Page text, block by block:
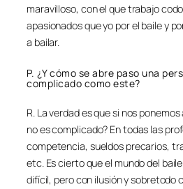
maravilloso, con el que trabajo
apasionados que yo por el baile y
a bailar.
P. ¿Y cómo se abre paso una
complicado como este?
R. La verdad es que si nos
no es complicado? En todas las
competencia, sueldos precarios,
etc. Es cierto que el mundo del
difícil, pero con ilusión y sobretodo